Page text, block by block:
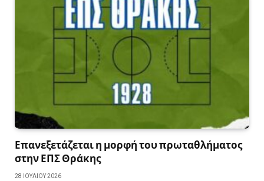
Επανεξετάζεται η μορφή του πρωταθλήματος
στην ΕΠΣ Θράκης
28 ΙΟΥΛΊΟΥ 2026